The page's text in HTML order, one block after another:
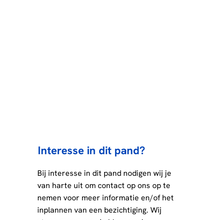
Interesse in dit pand?
Bij interesse in dit pand nodigen wij je
van harte uit om contact op ons op te
nemen voor meer informatie en/of het
inplannen van een bezichtiging. Wij